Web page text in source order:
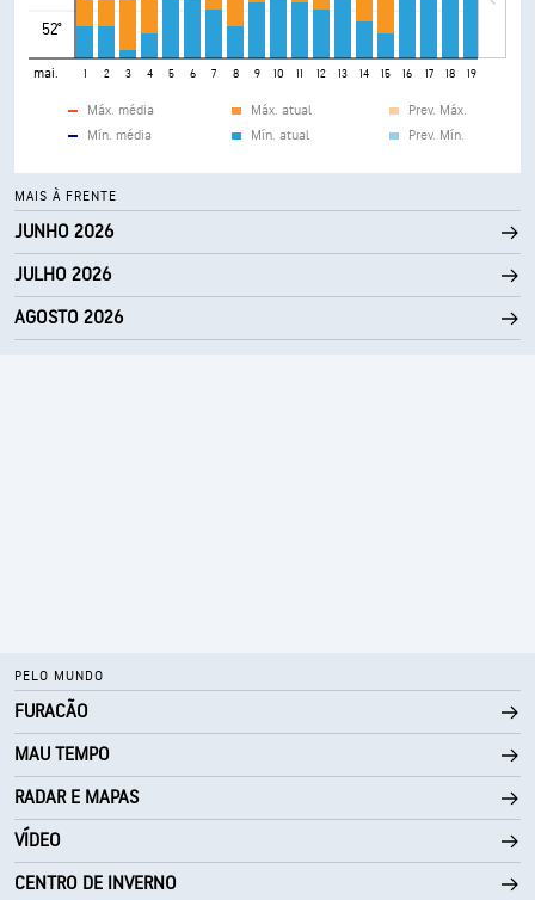
52°
mai. 1 2 3 4 5 6 7 8 9 10 11 12 13 14 15 16 17 18 19
Máx. média
Mín. média
Máx. atual
Mín. atual
Prev. Máx.
Prev. Mín.
MAIS À FRENTE
JUNHO 2026
JULHO 2026
AGOSTO 2026
PELO MUNDO
FURACÃO
MAU TEMPO
RADAR E MAPAS
VÍDEO
CENTRO DE INVERNO